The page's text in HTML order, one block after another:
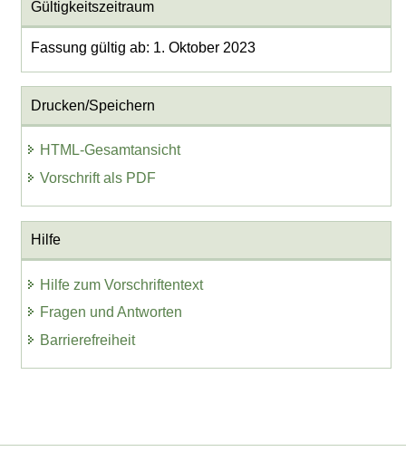
Gültigkeitszeitraum
Fassung gültig ab: 1. Oktober 2023
Drucken/Speichern
HTML-Gesamtansicht
Vorschrift als PDF
Hilfe
Hilfe zum Vorschriftentext
Fragen und Antworten
Barrierefreiheit